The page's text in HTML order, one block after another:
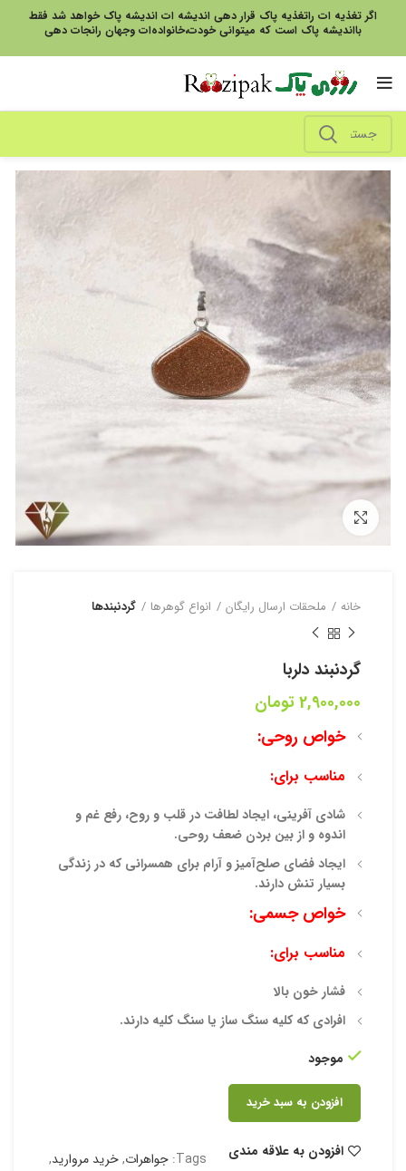
اگر تغذیه ات راتغذیه پاک قرار دهی اندیشه ات اندیشه پاک خواهد شد فقط
بااندیشه پاک است که میتوانی خودت،خانواده‌ات وجهان رانجات دهی
خانه ملحقات ارسال رایگان انواع گوهرها گردنبند‌‌ها
گردنبند دلربا
2,900,000تومان
خواص روحی:
مناسب برای:
شادی آفرینی، ایجاد لطافت در قلب و روح، رفع غم و
اندوه و از بین بردن ضعف روحی.
ایجاد فضای صلح‌آمیز و آرام برای همسرانی که در زندگی
بسیار تنش دارند.
خواص جسمی:
مناسب برای:
فشار خون بالا
افرادی که کلیه سنگ ساز یا سنگ کلیه دارند.
موجود
افزودن به سبد خرید
افزودن به علاقه مندی Tags: جواهرات,خرید مروارید,